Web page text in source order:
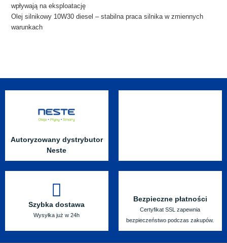
wpływają na eksploatację
Olej silnikowy 10W30 diesel – stabilna praca silnika w zmiennych
warunkach
Autoryzowany dystrybutor
Neste
Szybka dostawa
Wysyłka już w 24h
Bezpieczne płatności
Certyfikat SSL zapewnia
bezpieczeństwo podczas zakupów.